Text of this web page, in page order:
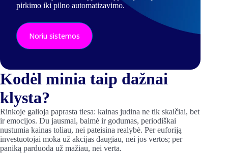
pirkimo iki pilno automatizavimo.
Noriu sistemos
Kodėl minia taip dažnai
klysta?
Rinkoje galioja paprasta tiesa: kainas judina ne tik skaičiai, bet
ir emocijos. Du jausmai, baimė ir godumas, periodiškai
nustumia kainas toliau, nei pateisina realybė. Per euforiją
investuotojai moka už akcijas daugiau, nei jos vertos; per
paniką parduoda už mažiau, nei verta.